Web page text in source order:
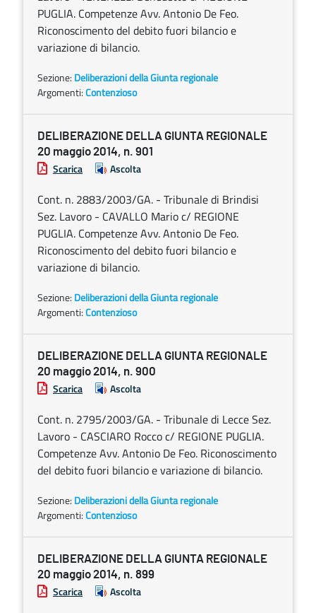
PUGLIA. Competenze Avv. Antonio De Feo.
Riconoscimento del debito fuori bilancio e
variazione di bilancio.
Sezione: Deliberazioni della Giunta regionale
Argomenti:Contenzioso
DELIBERAZIONE DELLA GIUNTA REGIONALE
20 maggio 2014, n. 901
Scarica Ascolta
Cont. n. 2883/2003/GA. - Tribunale di Brindisi
Sez. Lavoro - CAVALLO Mario c/ REGIONE
PUGLIA. Competenze Avv. Antonio De Feo.
Riconoscimento del debito fuori bilancio e
variazione di bilancio.
Sezione: Deliberazioni della Giunta regionale
Argomenti:Contenzioso
DELIBERAZIONE DELLA GIUNTA REGIONALE
20 maggio 2014, n. 900
Scarica Ascolta
Cont. n. 2795/2003/GA. - Tribunale di Lecce Sez.
Lavoro - CASCIARO Rocco c/ REGIONE PUGLIA.
Competenze Avv. Antonio De Feo. Riconoscimento
del debito fuori bilancio e variazione di bilancio.
Sezione: Deliberazioni della Giunta regionale
Argomenti:Contenzioso
DELIBERAZIONE DELLA GIUNTA REGIONALE
20 maggio 2014, n. 899
Scarica Ascolta